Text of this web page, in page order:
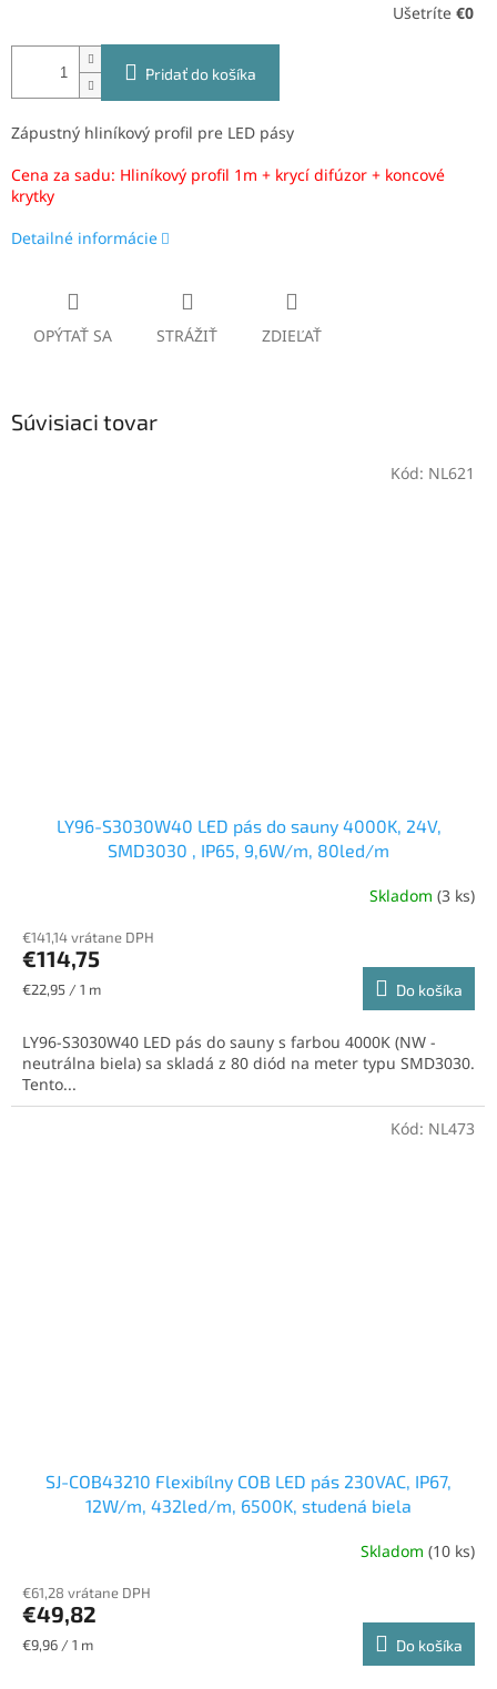
Ušetríte €0
Pridať do košíka
Zápustný hliníkový profil pre LED pásy
Cena za sadu: Hliníkový profil 1m + krycí difúzor + koncové
krytky
Detailné informácie
OPÝTAŤ SA STRÁŽIŤ ZDIEĽAŤ
Súvisiaci tovar
LY96-S3030W40 LED pás do sauny 4000K, 24V,
SMD3030 , IP65, 9,6W/m, 80led/m
Skladom (3 ks)
€141,14 vrátane DPH
€114,75
Jednotková
€22,95 / 1 m Do košíka
LY96-S3030W40 LED pás do sauny s farbou 4000K (NW -
neutrálna biela) sa skladá z 80 diód na meter typu SMD3030.
Tento...
Kód: NL621
SJ-COB43210 Flexibílny COB LED pás 230VAC, IP67,
12W/m, 432led/m, 6500K, studená biela
Skladom (10 ks)
€61,28 vrátane DPH
€49,82
Jednotková
€9,96 / 1 m Do košíka
Kód: NL473